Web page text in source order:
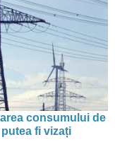
consumului de
fi vizați